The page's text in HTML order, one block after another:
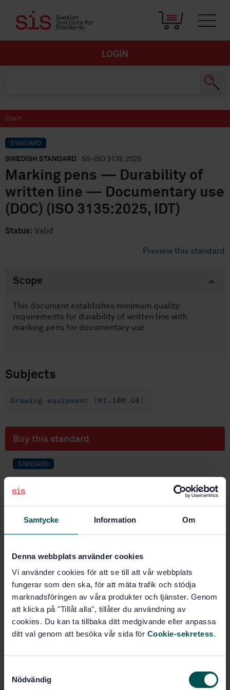
Samtycke Information Om
Denna webbplats använder cookies
Vi använder cookies för att se till att vår webbplats
fungerar som den ska, för att mäta trafik och stödja
marknadsföringen av våra produkter och tjänster. Genom
att klicka på "Tillåt alla", tillåter du användning av
cookies. Du kan ta tillbaka ditt medgivande eller anpassa
ditt val genom att besöka vår sida för Cookie-sekretess.
Nödvändig
LOGIN
Start
STANDARD
SWEDISH STANDARD · SS-ISO 3135:2025
Marking pens — Durability of
written line — Documentary use
(DOC) (ISO 3135:2025, IDT)
Status: Valid
Preview this standard
Scope
This document establishes minimum quality
requirements for durability of written line with
marking pens for documentary use.
Subjects
Drawing equipment (01.100.40)
Buy this standard
STANDARD
Marking pens — Durability of written line —
Documentary use (DOC) (ISO 3135:2025, IDT)
Product information
Language: English
Skriv- och ritmateriel, SIS/TK
507/AG 07